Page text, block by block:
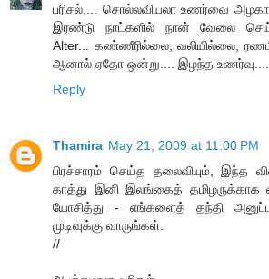
பரிசல்,... சொல்லவியலா உணர்வை
இரண்டு நாட்களில் நான் வேலை
Alter... கண்ணீரில்லை, வலியில்லை,
ஆனால் ஏதோ ஒன்று.... இழந்த உணர்வு....
Reply
Thamira May 21, 2009 at 11:00 PM
பிரச்சாரம் செய்த தலைவியும், இந்த
காத்து இனி இலங்கைத்
யோசித்து - எங்களைத் தந்தி
முடிவுக்கு வாருங்கள்.
//